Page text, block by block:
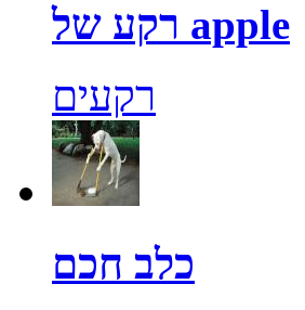
רקע של apple
רקעים
כלב חכם